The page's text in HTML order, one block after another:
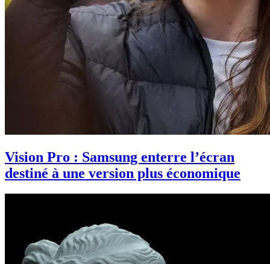
Vision Pro : Samsung enterre l’écran
destiné à une version plus économique